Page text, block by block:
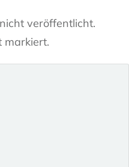
veröffentlicht.
markiert.